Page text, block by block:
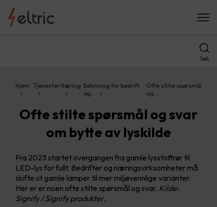
Søk
Hjem Tjenester Næring Belysning for bedrift
og…
Ofte stilte spørsmål
og…
Ofte stilte spørsmål og svar
om bytte av lyskilde
Fra 2023 startet overgangen fra gamle lysstoffrør til
LED-lys for fullt. Bedrifter og næringsvirksomheter må
skifte ut gamle lamper til mer miljøvennlige varianter.
Her er er noen ofte stilte spørsmål og svar. Kilde:
Signify / Signify produkter.